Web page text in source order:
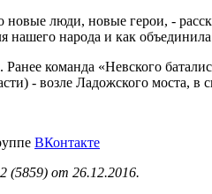
люди, новые герои, -
нашего народа и как
команда «Невского
- возле Ладожского моста, в
ВКонтакте
(5859) от 26.12.2016.